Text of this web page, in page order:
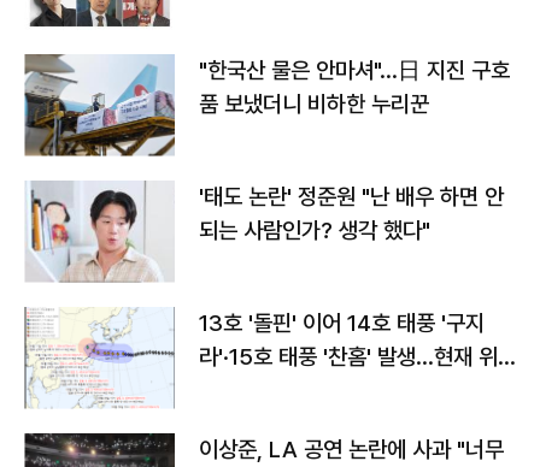
"한국산 물은 안마셔"…日 지진 구호
품 보냈더니 비하한 누리꾼
'태도 논란' 정준원 "난 배우 하면 안
되는 사람인가? 생각 했다"
13호 '돌핀' 이어 14호 태풍 '구지
라'·15호 태풍 '찬홈' 발생…현재 위
이상준, LA 공연 논란에 사과 "너무